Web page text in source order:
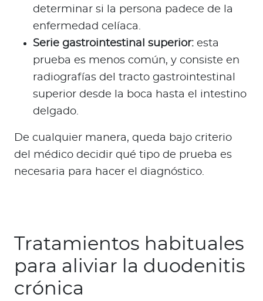
determinar si la persona padece de la
enfermedad celíaca.
Serie gastrointestinal superior: esta
prueba es menos común, y consiste en
radiografías del tracto gastrointestinal
superior desde la boca hasta el intestino
delgado.
De cualquier manera, queda bajo criterio
del médico decidir qué tipo de prueba es
necesaria para hacer el diagnóstico.
Tratamientos habituales
para aliviar la duodenitis
crónica